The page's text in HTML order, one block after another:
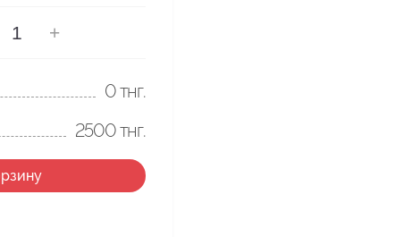
+
0тнг.
2500тнг.